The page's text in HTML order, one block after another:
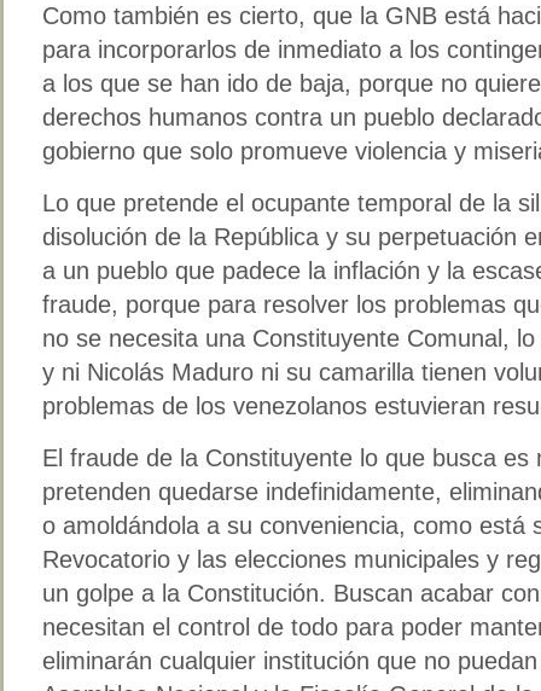
Como también es cierto, que la GNB está
para incorporarlos de inmediato a los
a los que se han ido de baja, porque no
derechos humanos contra un pueblo
gobierno que solo promueve violencia y
Lo que pretende el ocupante temporal de la
disolución de la República y su perpetuación
a un pueblo que padece la inflación y la
fraude, porque para resolver los problemas
no se necesita una Constituyente Comunal,
y ni Nicolás Maduro ni su camarilla tienen
problemas de los venezolanos estuvieran
El fraude de la Constituyente lo que busca es
pretenden quedarse indefinidamente,
o amoldándola a su conveniencia, como está
Revocatorio y las elecciones municipales y
un golpe a la Constitución. Buscan acabar
necesitan el control de todo para poder
eliminarán cualquier institución que no